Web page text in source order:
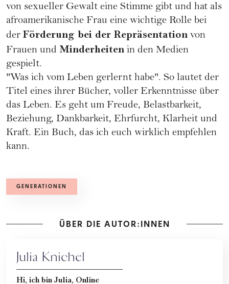
von sexueller Gewalt eine Stimme gibt und hat als
afroamerikanische Frau eine wichtige Rolle bei
der Förderung bei der Repräsentation von
Frauen und Minderheiten in den Medien
gespielt.
"Was ich vom Leben gerlernt habe". So lautet der
Titel eines ihrer Bücher, voller Erkenntnisse über
das Leben. Es geht um Freude, Belastbarkeit,
Beziehung, Dankbarkeit, Ehrfurcht, Klarheit und
Kraft. Ein Buch, das ich euch wirklich empfehlen
kann.
GENERATIONEN
ÜBER DIE AUTOR:INNEN
Julia Knichel
Hi, ich bin Julia, Online